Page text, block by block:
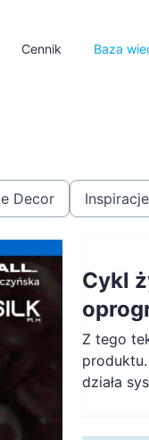
Cennik Baza
Decor
Cykl
Z tego
działa